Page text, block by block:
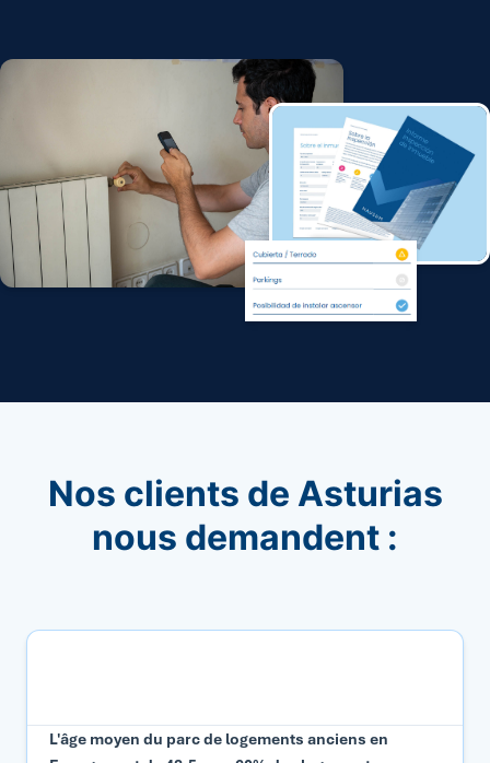
Nos clients de Asturias
nous demandent :
L'âge moyen du parc de logements anciens en